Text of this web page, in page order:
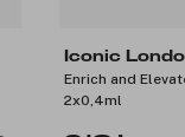
Iconic
Enrich and
2x0,4ml